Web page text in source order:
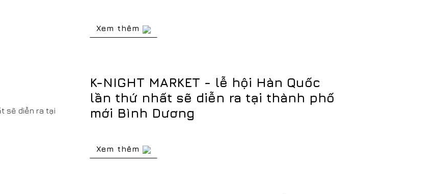
Xem thêm
K-NIGHT MARKET - lễ hội Hàn Quốc
lần thứ nhất sẽ diễn ra tại thành phố
mới Bình Dương
Xem thêm